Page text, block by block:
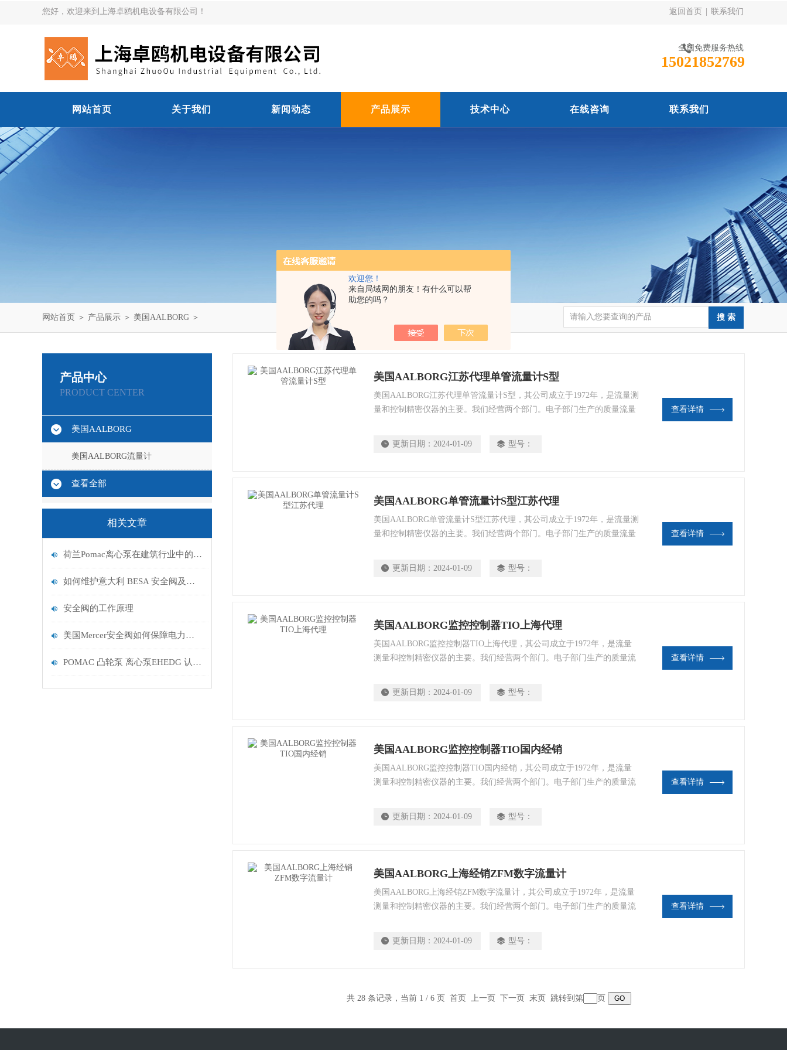
欢迎您！
来自局域网的朋友！有什么可以帮
助您的吗？
您好，欢迎来到上海卓鸥机电设备有限公司！ 返回首页 联系我们
全国免费服务热线
15021852769
网站首页 关于我们 新闻动态 产品展示 技术中心 在线咨询 联系我们
网站首页 ＞ 产品展示 ＞ 美国AALBORG ＞
产品中心
PRODUCT CENTER
美国AALBORG
美国AALBORG流量计
查看全部
相关文章
荷兰Pomac离心泵在建筑行业中的应用特点
如何维护意大利 BESA 安全阀及保养规范
安全阀的工作原理
美国Mercer安全阀如何保障电力与锅炉系统安全？
POMAC 凸轮泵 离心泵EHEDG 认证洁净高效低维护
美国AALBORG江苏代理单管流量计S型
美国AALBORG江苏代理单管流量计S型，其公司成立于1972年，是流量测
量和控制精密仪器的主要。我们经营两个部门。电子部门生产的质量流量
计和针阀。构造的铝，黄铜，不锈钢或聚四氟乙烯，可变面积流量计范围
更新日期： 2024-01-09 型号：
查看详情
美国AALBORG单管流量计S型江苏代理
美国AALBORG单管流量计S型江苏代理，其公司成立于1972年，是流量测
量和控制精密仪器的主要。我们经营两个部门。电子部门生产的质量流量
计和针阀。构造的铝，黄铜，不锈钢或聚四氟乙烯，可变面积流量计范围
更新日期： 2024-01-09 型号：
查看详情
美国AALBORG监控控制器TIO上海代理
美国AALBORG监控控制器TIO上海代理，其公司成立于1972年，是流量
测量和控制精密仪器的主要。我们经营两个部门。电子部门生产的质量流
量计和针阀。构造的铝，黄铜，不锈钢或聚四氟乙烯，可变面积流量计范
更新日期： 2024-01-09 型号：
查看详情
美国AALBORG监控控制器TIO国内经销
美国AALBORG监控控制器TIO国内经销，其公司成立于1972年，是流量
测量和控制精密仪器的主要。我们经营两个部门。电子部门生产的质量流
量计和针阀。构造的铝，黄铜，不锈钢或聚四氟乙烯，可变面积流量计范
更新日期： 2024-01-09 型号：
查看详情
美国AALBORG上海经销ZFM数字流量计
美国AALBORG上海经销ZFM数字流量计，其公司成立于1972年，是流量
测量和控制精密仪器的主要。我们经营两个部门。电子部门生产的质量流
量计和针阀。构造的铝，黄铜，不锈钢或聚四氟乙烯，可变面积流量计范
更新日期： 2024-01-09 型号：
查看详情
共 28 条记录，当前 1 / 6 页 首页 上一页 下一页 末页 跳转到第 页